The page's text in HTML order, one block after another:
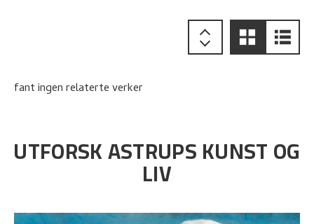
fant ingen relaterte verker
UTFORSK ASTRUPS KUNST OG
LIV